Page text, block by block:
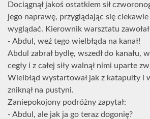
Dociągnął jakoś ostatkiem sił
jego naprawę, przyglądając się
wyglądać. Kierownik warsztatu
- Abdul, weź tego wielbłąda na kanał!
Abdul zabrał bydlę, wszedł do kanału,
cegły i z całej siły walnął nimi uparte
Wielbłąd wystartował jak z katapulty i
zniknął na pustyni.
Zaniepokojony podróżny zapytał:
- Abdul, ale jak ja go teraz dogonię?